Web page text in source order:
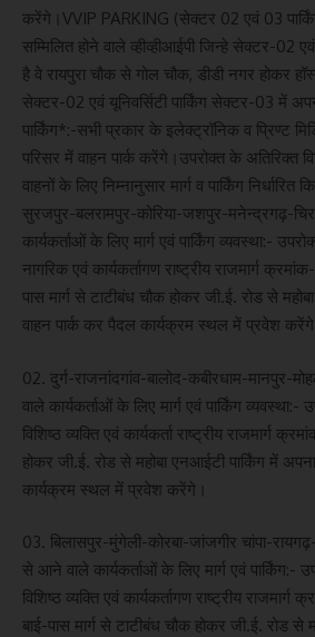
करेंगे।VVIP PARKING (सेक्टर 02 एवं 03
सम्मिलित होने वाले व्हीव्हीआईपी जिन्हे सेक्टर-02
है वे रायपुरा चौक से गोल चौक, डीडी नगर होकर
सेक्टर-02 एवं यूनिवर्सिटी पार्किंग सेक्टर-03 में
पार्किंग*:-सभी प्रकार के इलेक्ट्रॉनिक व प्रिण्ट
परिसर में वाहन पार्क करेंगे।उपरोक्त के अतिरिक्त
वाहनों के लिए निम्नानुसार मार्ग व पार्किंग
सुरजपुर-बलरामपुर-कोरिया-जशपुर-मनेन्द्रगढ़-
कार्यकर्ताओं के लिए मार्ग एवं पार्किंग व्यवस्था:-
नागरिक एवं कार्यकर्तागण राष्ट्रीय राजमार्ग
पास मार्ग से टाटीबंध चौक होकर जी.ई. रोड से
वाहन पार्क कर पैदल कार्यक्रम स्थल में प्रवेश करेंगे।
02. दुर्ग-राजनांदगांव-बालोद-कबीरधाम-मानपुर-
वाले कार्यकर्ताओं के लिए मार्ग एवं पार्किंग
विशिष्ठ व्यक्ति एवं कार्यकर्ता राष्ट्रीय राजमार्ग
होकर जी.ई. रोड से महोबा एनआईटी पार्किंग में
कार्यक्रम स्थल में प्रवेश करेंगे।
03. बिलासपुर-मुंगेली-कोरबा-जांजगीर चांपा-
से आने वाले कार्यकर्ताओं के लिए मार्ग एवं
विशिष्ठ व्यक्ति एवं कार्यकर्तागण राष्ट्रीय
बाई-पास मार्ग से टाटीबंध चौक होकर जी.ई. रोड से